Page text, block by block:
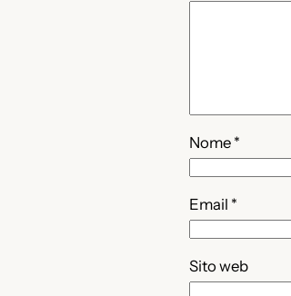
Nome *
Email *
Sito web